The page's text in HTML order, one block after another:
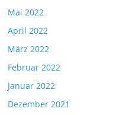
Mai 2022
April 2022
März 2022
Februar 2022
Januar 2022
Dezember 2021